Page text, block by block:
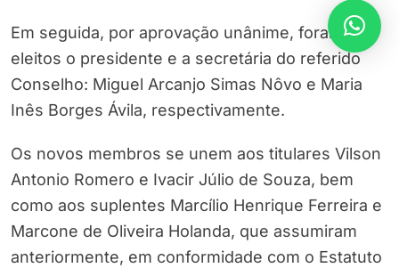
Em seguida, por aprovação unânime, foram
eleitos o presidente e a secretária do referido
Conselho: Miguel Arcanjo Simas Nôvo e Maria
Inês Borges Ávila, respectivamente.
Os novos membros se unem aos titulares Vilson
Antonio Romero e Ivacir Júlio de Souza, bem
como aos suplentes Marcílio Henrique Ferreira e
Marcone de Oliveira Holanda, que assumiram
anteriormente, em conformidade com o Estatuto